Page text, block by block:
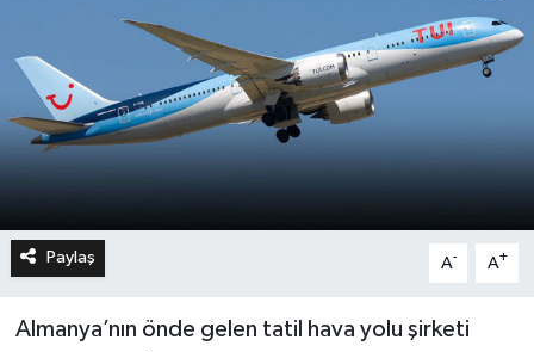
Paylaş A- A+
Almanya’nın önde gelen tatil hava yolu şirketi